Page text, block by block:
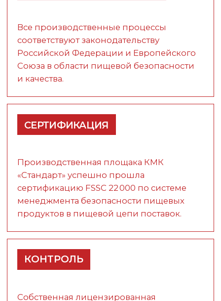
Предприятие сертифицировано для
выпуска продукции под знаком
«Халяль».
HALAL
КМК «Стандарт» — № 1 по объёму продаж
мясной консервации среди российских
производителей. Предприятие входит
Система менеджмента безопасности
пищевой продукции при ввозе,
переработке, хранении и реализции
основана на принципах ХАССП.